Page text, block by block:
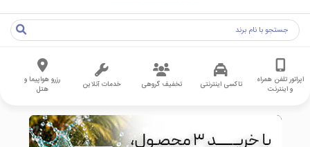
اپراتور تلفن همراه
و اینترنت
تاکسی اینترنتی تخفیف گروهی خدمات آنلاین
رزرو هواپیما و
هتل